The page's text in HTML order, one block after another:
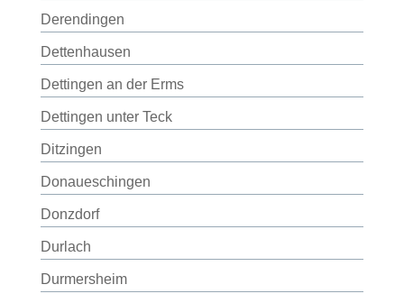
Derendingen
Dettenhausen
Dettingen an der Erms
Dettingen unter Teck
Ditzingen
Donaueschingen
Donzdorf
Durlach
Durmersheim